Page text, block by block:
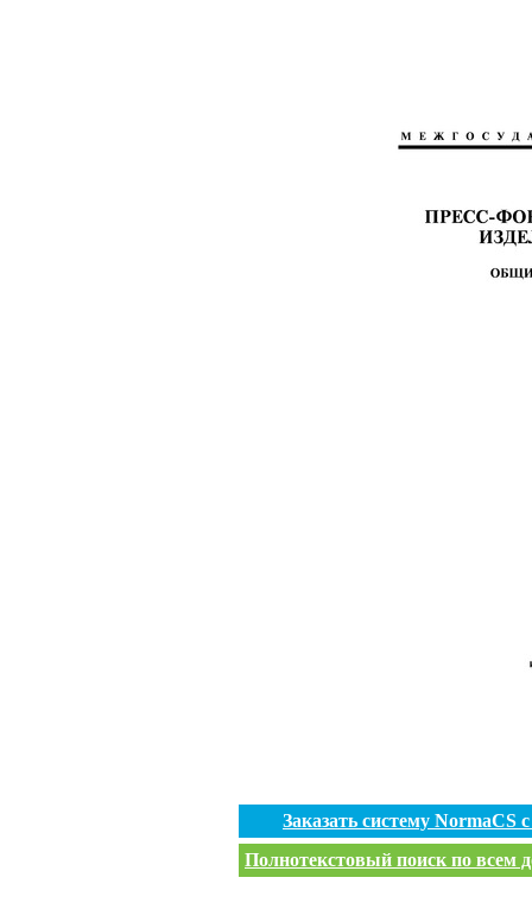
Заказать систему
Полнотекстовый поиск по всем